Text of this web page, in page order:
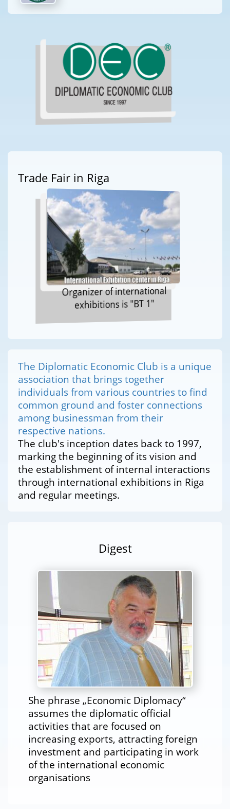
Trade Fair in Riga
Organizer of international
exhibitions is "BT 1"
The Diplomatic Economic Club is a unique
association that brings together
individuals from various countries to find
common ground and foster connections
among businessman from their
respective nations.
The club's inception dates back to 1997,
marking the beginning of its vision and
the establishment of internal interactions
through international exhibitions in Riga
and regular meetings.
Digest
She phrase „Economic Diplomacy“
assumes the diplomatic official
activities that are focused on
increasing exports, attracting foreign
investment and participating in work
of the international economic
organisations